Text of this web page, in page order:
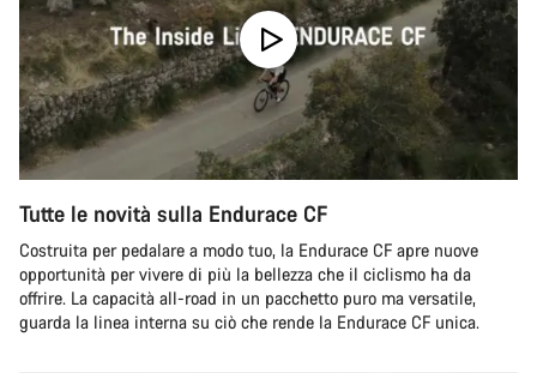
Tutte le novità sulla Endurace CF
Costruita per pedalare a modo tuo, la Endurace CF apre nuove
opportunità per vivere di più la bellezza che il ciclismo ha da
offrire. La capacità all-road in un pacchetto puro ma versatile,
guarda la linea interna su ciò che rende la Endurace CF unica.